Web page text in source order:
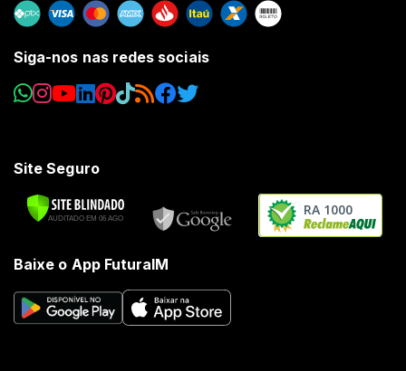
Siga-nos nas redes sociais
Site Seguro
RA 1000
Baixe o App FuturaIM